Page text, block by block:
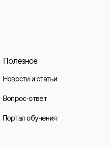
Полезное
Новости и статьи
Вопрос-ответ
Портал обучения